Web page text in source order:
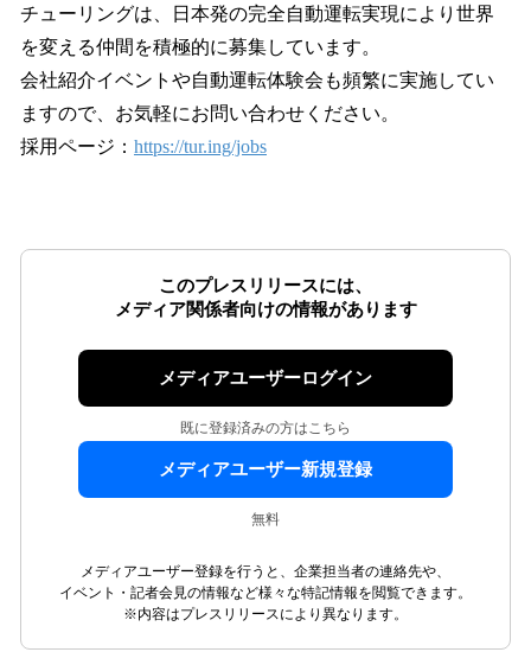
チューリングは、日本発の完全自動運転実現により世界
を変える仲間を積極的に募集しています。
会社紹介イベントや自動運転体験会も頻繁に実施してい
ますので、お気軽にお問い合わせください。
採⽤ページ： https://tur.ing/jobs
このプレスリリースには、
メディア関係者向けの情報があります
メディアユーザーログイン
既に登録済みの方はこちら
メディアユーザー新規登録
無料
メディアユーザー登録を行うと、企業担当者の連絡先や、
イベント・記者会見の情報など様々な特記情報を閲覧できます。
※内容はプレスリリースにより異なります。